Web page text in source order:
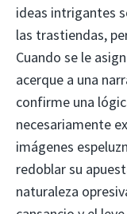
ideas intrigantes
las trastiendas,
Cuando se le
acerque a una
confirme una
necesariamente
imágenes
redoblar su
naturaleza